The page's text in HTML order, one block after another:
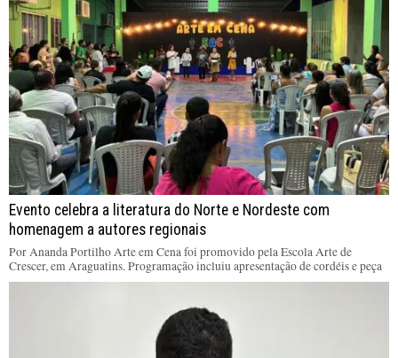
Evento celebra a literatura do Norte e Nordeste com
homenagem a autores regionais
Por Ananda Portilho Arte em Cena foi promovido pela Escola Arte de
Crescer, em Araguatins. Programação incluiu apresentação de cordéis e peça